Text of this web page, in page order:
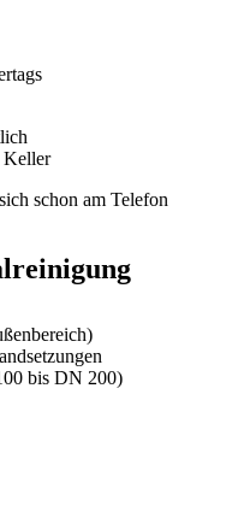
Keller
schon am Telefon
bis DN 200)